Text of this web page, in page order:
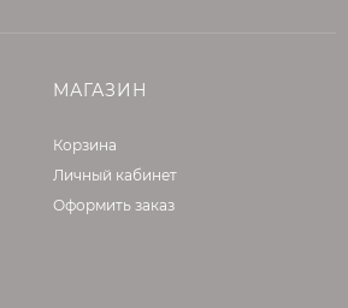
ГРУНТОВКИ
Для начала подачи грунтовки
МАГАЗИН
Корзина
Личный кабинет
Оформить заказ